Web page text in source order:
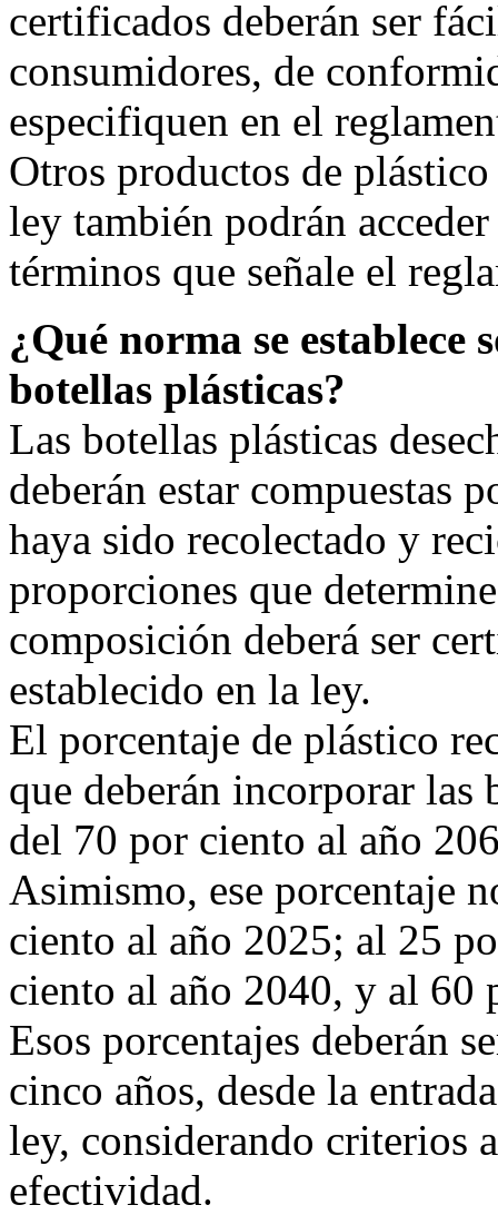
certificados deberán ser
consumidores, de
especifiquen en el
Otros productos de
ley también podrán
términos que señale el
¿Qué norma se establece
botellas plásticas?
Las botellas plásticas
deberán estar compuestas
haya sido recolectado y
proporciones que
composición deberá ser
establecido en la ley.
El porcentaje de plástico
que deberán incorporar las
del 70 por ciento al año
Asimismo, ese porcentaje
ciento al año 2025; al 25
ciento al año 2040, y al 60
Esos porcentajes deberán
cinco años, desde la
ley, considerando criterios
efectividad.